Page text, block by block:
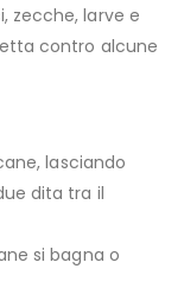
zecche, larve e
contro alcune
lasciando
dita tra il
si bagna o